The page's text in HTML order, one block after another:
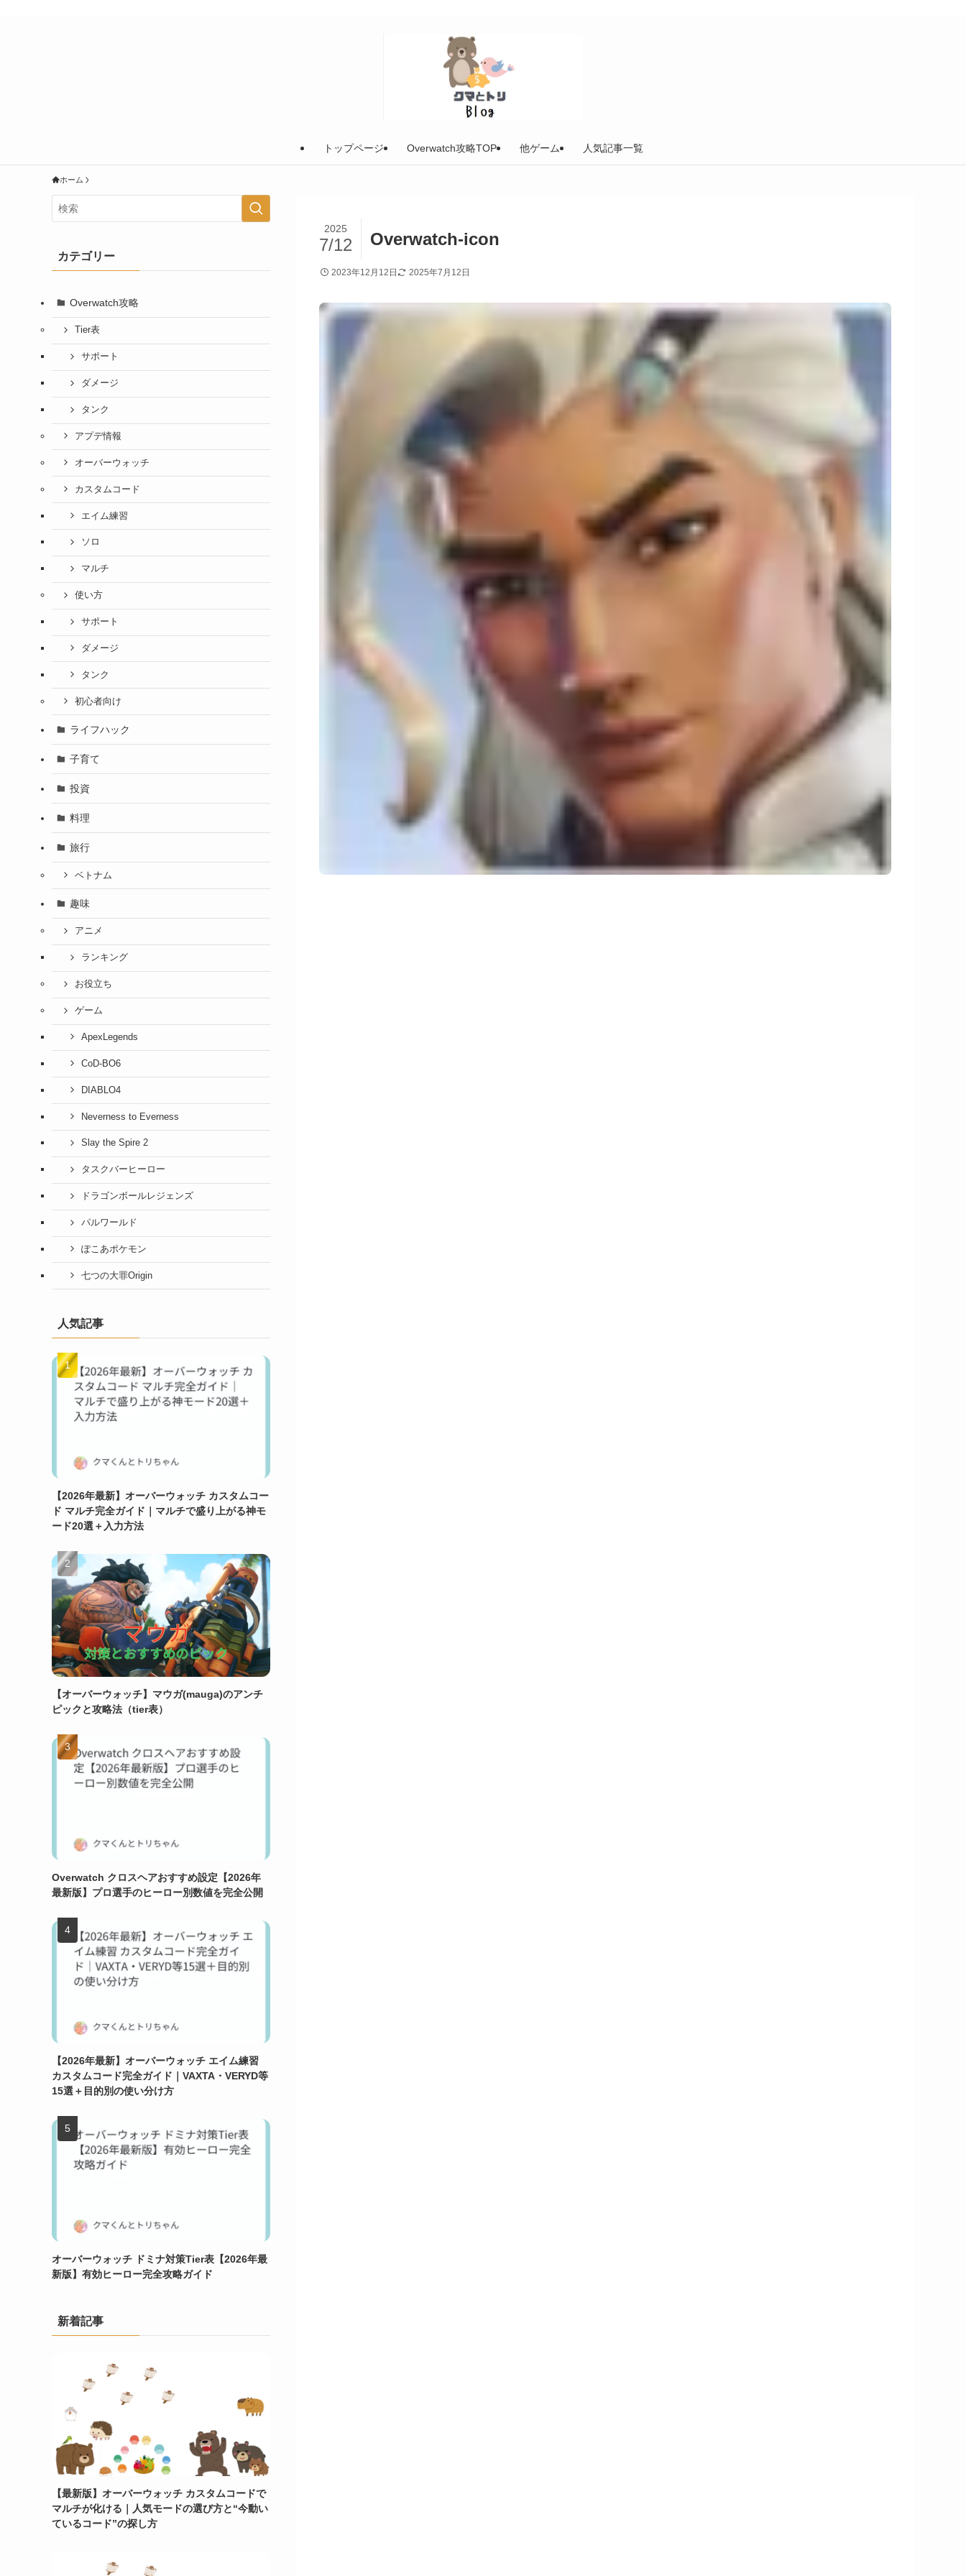
トップページ Overwatch攻略TOP 他ゲーム 人気記事一覧
ホーム
Overwatch-icon
2025
7/12
2023年12月12日 2025年7月12日
カテゴリー
Overwatch攻略
Tier表
サポート
ダメージ
タンク
アプデ情報
オーバーウォッチ
カスタムコード
エイム練習
ソロ
マルチ
使い方
サポート
ダメージ
タンク
初心者向け
ライフハック
子育て
投資
料理
旅行
ベトナム
趣味
アニメ
ランキング
お役立ち
ゲーム
ApexLegends
CoD-BO6
DIABLO4
Neverness to Everness
Slay the Spire 2
タスクバーヒーロー
ドラゴンボールレジェンズ
パルワールド
ぽこあポケモン
七つの大罪Origin
人気記事
【2026年最新】オーバーウォッチ カスタムコー
ド マルチ完全ガイド｜マルチで盛り上がる神モ
ード20選＋入力方法
【オーバーウォッチ】マウガ(mauga)のアンチ
ピックと攻略法（tier表）
Overwatch クロスヘアおすすめ設定【2026年
最新版】プロ選手のヒーロー別数値を完全公開
【2026年最新】オーバーウォッチ エイム練習
カスタムコード完全ガイド｜VAXTA・VERYD等
15選＋目的別の使い分け方
オーバーウォッチ ドミナ対策Tier表【2026年最
新版】有効ヒーロー完全攻略ガイド
新着記事
【最新版】オーバーウォッチ カスタムコードで
マルチが化ける｜人気モードの選び方と“今動い
ているコード”の探し方